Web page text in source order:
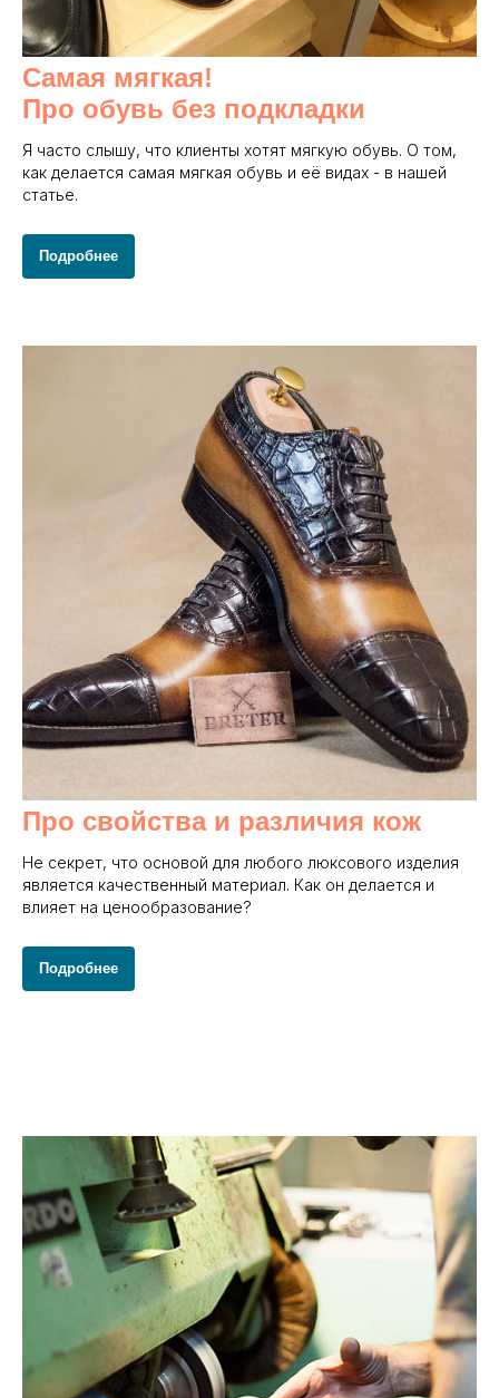
Самая мягкая!
Про обувь без подкладки
Я часто слышу, что клиенты хотят мягкую обувь. О том,
как делается самая мягкая обувь и её видах - в нашей
статье.
Подробнее
Про свойства и различия кож
Не секрет, что основой для любого люксового изделия
является качественный материал. Как он делается и
влияет на ценообразование?
Подробнее